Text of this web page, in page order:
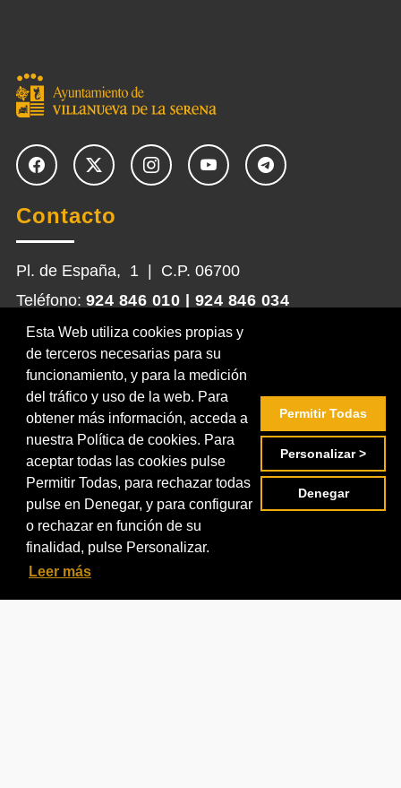
Esta Web utiliza cookies propias y
de terceros necesarias para su
funcionamiento, y para la medición
del tráfico y uso de la web. Para
obtener más información, acceda a
nuestra Política de cookies. Para
aceptar todas las cookies pulse
Permitir Todas, para rechazar todas
pulse en Denegar, y para configurar
o rechazar en función de su
finalidad, pulse Personalizar.
Leer más
Permitir Todas
Personalizar >
Denegar
Contacto
Pl. de España, 1 | C.P. 06700
Teléfono: 924 846 010 | 924 846 034
Email:participa@villanuevadelaserena.es
Información
Condiciones de uso
Política de privacidad
Política de cookies
Gestión de cookies